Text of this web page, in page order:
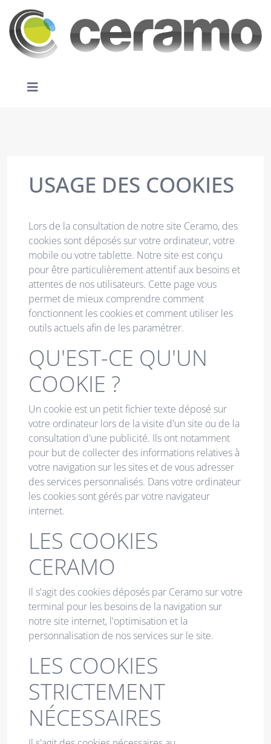
USAGE DES COOKIES
Lors de la consultation de notre site Ceramo, des
cookies sont déposés sur votre ordinateur, votre
mobile ou votre tablette. Notre site est conçu
pour être particulièrement attentif aux besoins et
attentes de nos utilisateurs. Cette page vous
permet de mieux comprendre comment
fonctionnent les cookies et comment utiliser les
outils actuels afin de les paramétrer.
QU'EST-CE QU'UN
COOKIE ?
Un cookie est un petit fichier texte déposé sur
votre ordinateur lors de la visite d'un site ou de la
consultation d'une publicité. Ils ont notamment
pour but de collecter des informations relatives à
votre navigation sur les sites et de vous adresser
des services personnalisés. Dans votre ordinateur
les cookies sont gérés par votre navigateur
internet.
LES COOKIES
CERAMO
Il s'agit des cookies déposés par Ceramo sur votre
terminal pour les besoins de la navigation sur
notre site internet, l'optimisation et la
personnalisation de nos services sur le site.
LES COOKIES
STRICTEMENT
NÉCESSAIRES